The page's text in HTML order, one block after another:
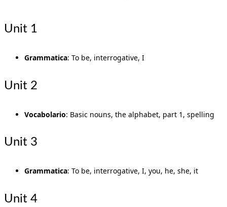
Unit 1
Grammatica: To be, interrogative, I
Unit 2
Vocabolario: Basic nouns, the alphabet, part 1, spelling
Unit 3
Grammatica: To be, interrogative, I, you, he, she, it
Unit 4